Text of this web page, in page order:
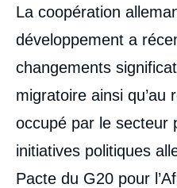
La coopération
développement a
changements
migratoire ainsi qu’au
occupé par le secteur
initiatives politiques
Pacte du G20 pour